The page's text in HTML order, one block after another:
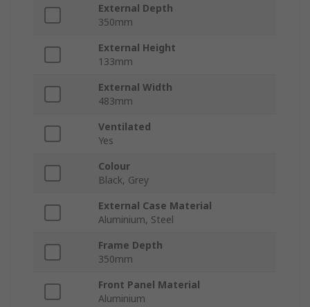
External Depth
350mm
External Height
133mm
External Width
483mm
Ventilated
Yes
Colour
Black, Grey
External Case Material
Aluminium, Steel
Frame Depth
350mm
Front Panel Material
Aluminium